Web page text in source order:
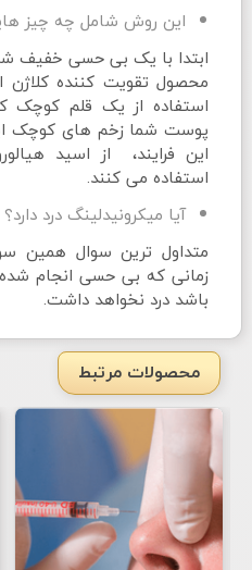
این روش شامل چه چیز
ابتدا با یک بی حسی
محصول تقویت کننده
پوست شما زخم های کوچک
این فرایند، از اسید
استفاده می کنند.
آیا میکرونیدلینگ درد دارد؟
متداول ترین سوال همین
زمانی که بی حسی انجام
باشد درد نخواهد داشت.
محصولات مرتبط